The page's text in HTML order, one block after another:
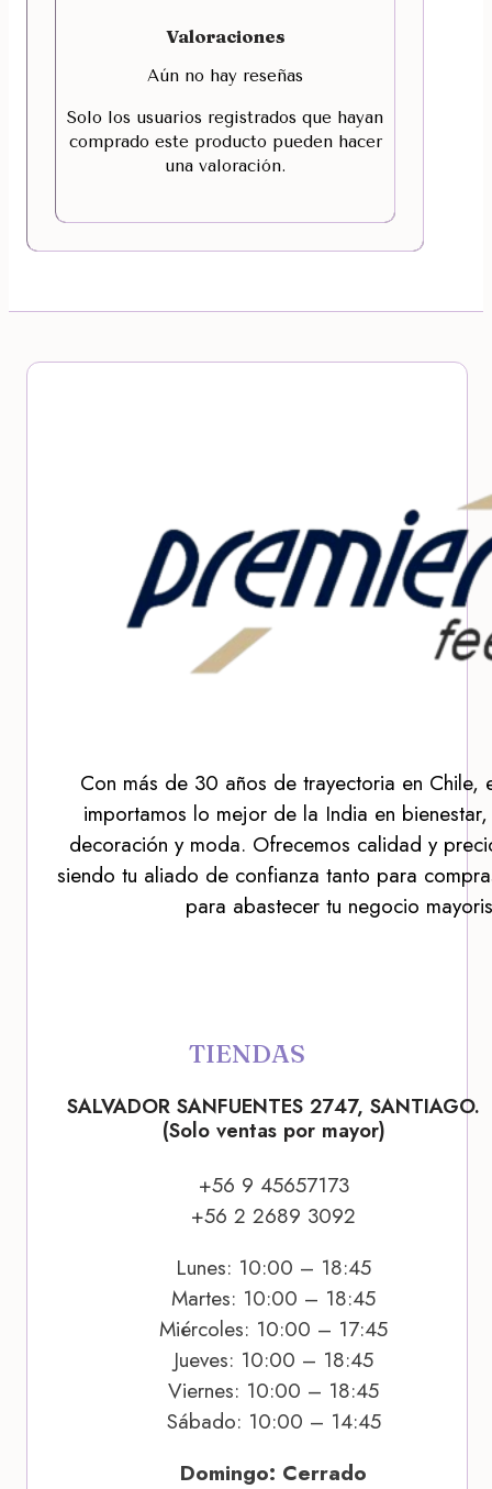
Valoraciones
Aún no hay reseñas
Solo los usuarios registrados que hayan
comprado este producto pueden hacer
una valoración.
Con más de 30 años de trayectoria en Chile,
importamos lo mejor de la India en
decoración y moda. Ofrecemos calidad y
siendo tu aliado de confianza tanto para
para abastecer tu negocio
TIENDAS
SALVADOR SANFUENTES 2747, SANTIAGO.
(Solo ventas por mayor)
+56 9 45657173
+56 2 2689 3092
Lunes: 10:00 – 18:45
Martes: 10:00 – 18:45
Miércoles: 10:00 – 17:45
Jueves: 10:00 – 18:45
Viernes: 10:00 – 18:45
Sábado: 10:00 – 14:45
Domingo: Cerrado